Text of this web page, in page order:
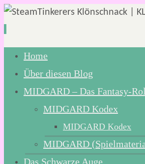
Zum
Inhalt
springen
Home
Über diesen Blog
MIDGARD – Das Fantasy-
MIDGARD Kodex
MIDGARD Kodex
MIDGARD
Das Schwarze Auge